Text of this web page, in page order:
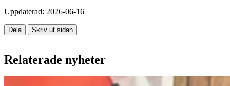
Uppdaterad: 2026-06-16
Dela Skriv ut sidan
Relaterade nyheter